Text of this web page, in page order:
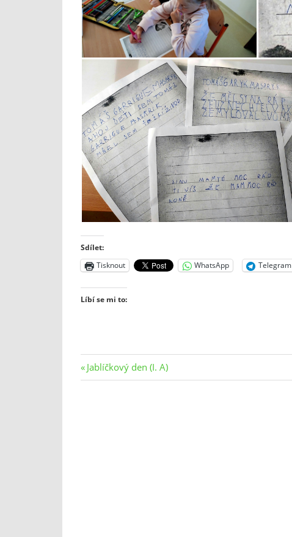
Sdílet:
Tisknout
WhatsApp Telegram
Líbí se mi to:
Navigace
Previous
Post:
Jablíčkový den (I. A)